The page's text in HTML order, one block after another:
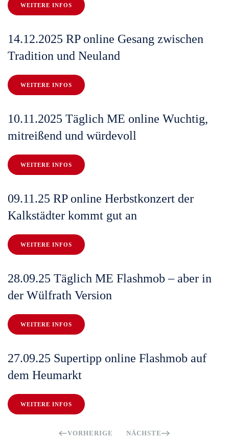
WEITERE INFOS
14.12.2025 RP online Gesang zwischen
Tradition und Neuland
WEITERE INFOS
10.11.2025 Täglich ME online Wuchtig,
mitreißend und würdevoll
WEITERE INFOS
09.11.25 RP online Herbstkonzert der
Kalkstädter kommt gut an
WEITERE INFOS
28.09.25 Täglich ME Flashmob – aber in
der Wülfrath Version
WEITERE INFOS
27.09.25 Supertipp online Flashmob auf
dem Heumarkt
WEITERE INFOS
VORHERIGE NÄCHSTE